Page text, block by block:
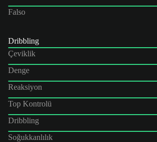
Falso
Dribbling
Çeviklik
Denge
Reaksiyon
Top Kontrolü
Dribbling
Soğukkanlılık